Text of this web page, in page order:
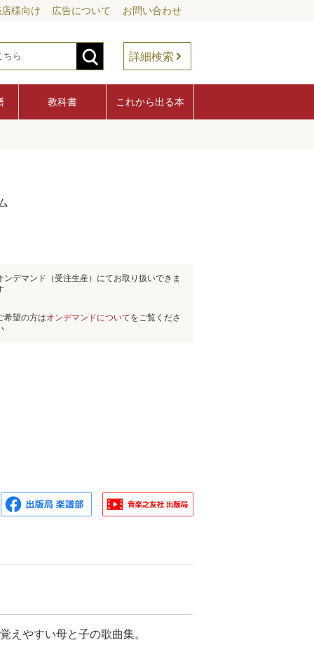
様向け 広告について お問い合わせ
詳細検索
教科書 これから出る本
ンデマンド（受注生産）にてお取り扱いできま
希望の方はオンデマンドについてをご覧くださ
やすい母と子の歌曲集。